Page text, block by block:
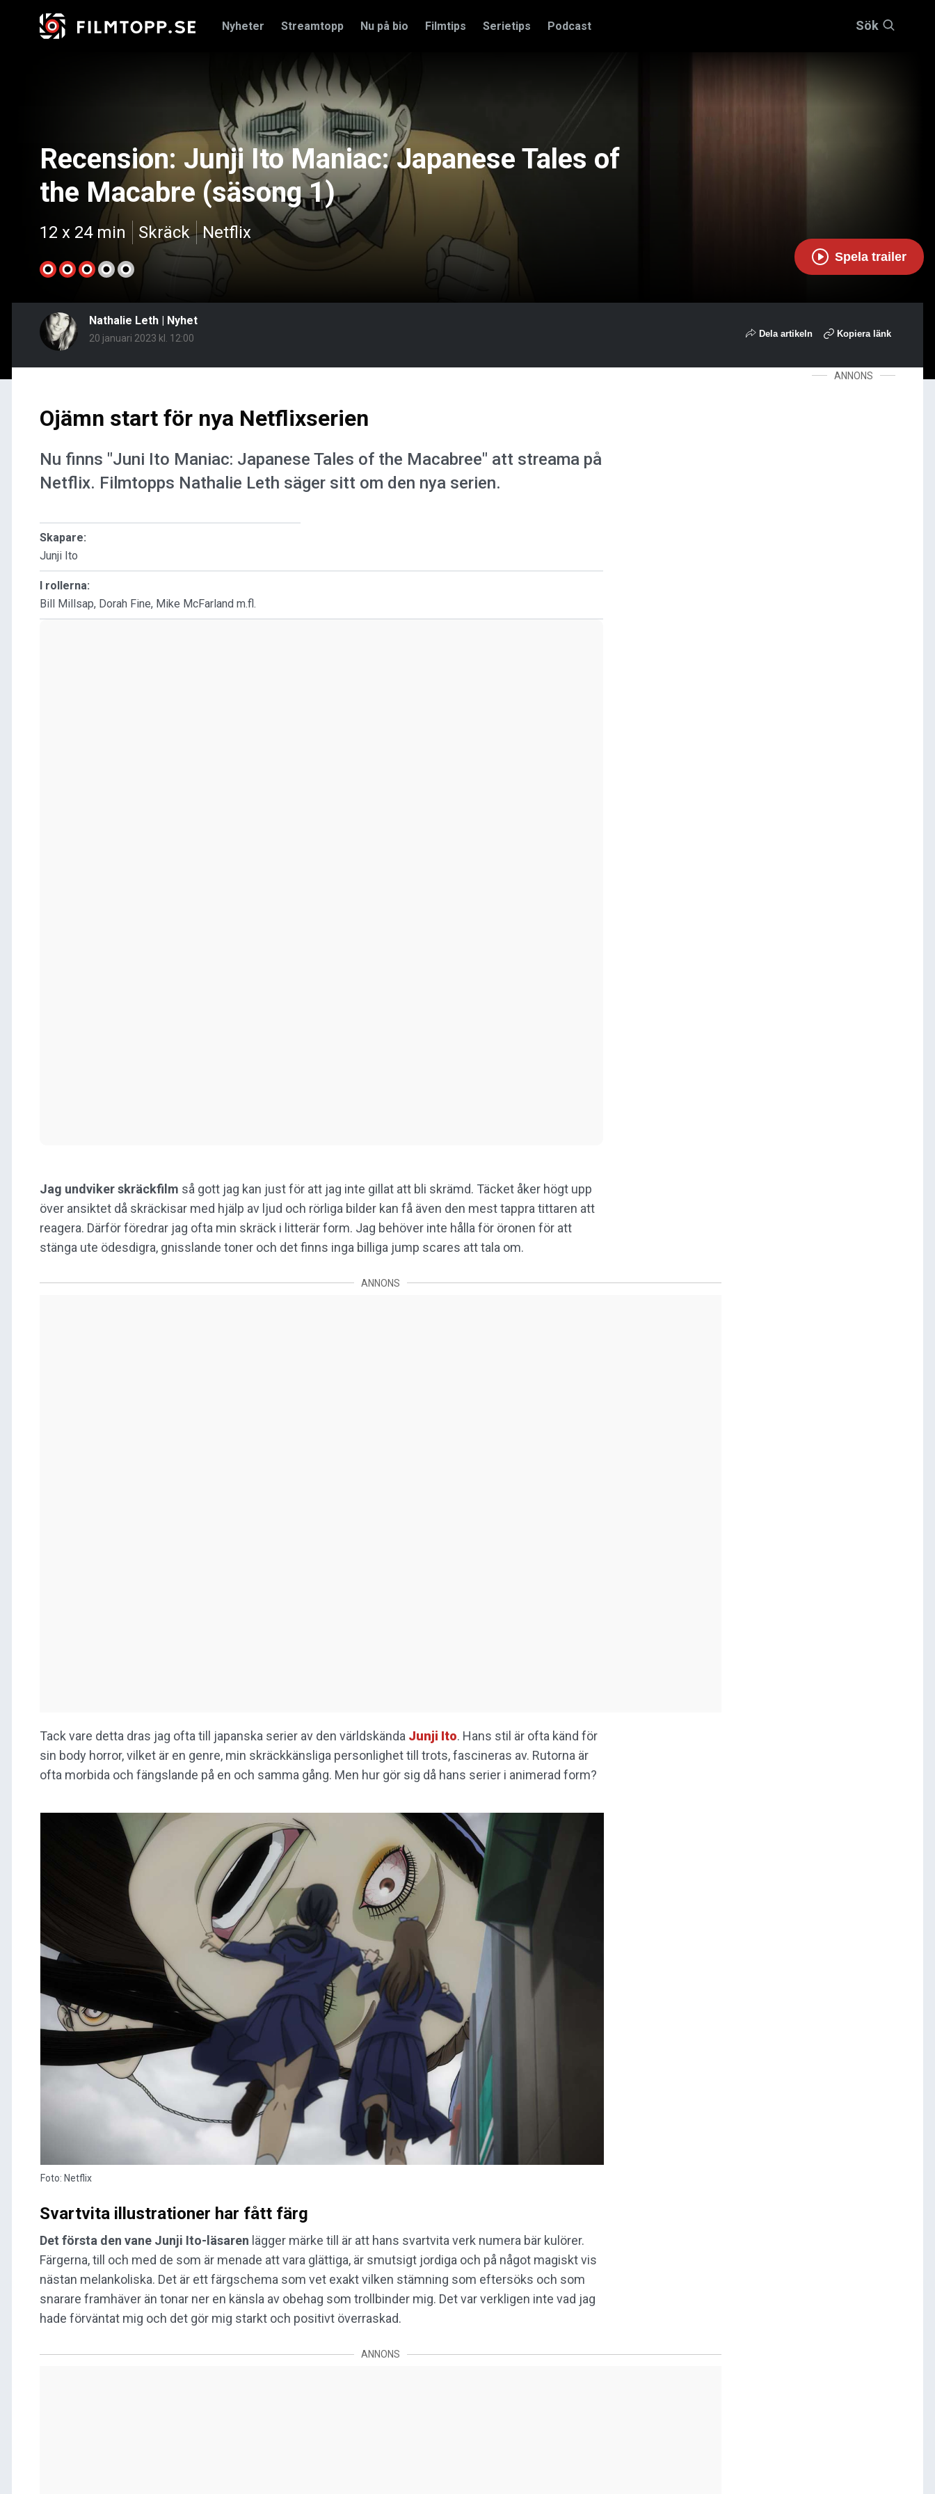
Nyheter Streamtopp Nu på bio Filmtips Serietips Podcast Sök
Recension: Junji Ito Maniac: Japanese Tales of
the Macabre (säsong 1)
12 x 24 min Skräck Netflix
Spela trailer
Nathalie Leth | Nyhet
20 januari 2023 kl. 12:00 Dela artikeln Kopiera länk
Ojämn start för nya Netflixserien
Nu finns "Juni Ito Maniac: Japanese Tales of the Macabree" att streama på
Netflix. Filmtopps Nathalie Leth säger sitt om den nya serien.
Skapare:
Junji Ito
I rollerna:
Bill Millsap, Dorah Fine, Mike McFarland m.fl.
Jag undviker skräckfilm så gott jag kan just för att jag inte gillat att bli skrämd. Täcket åker högt upp
över ansiktet då skräckisar med hjälp av ljud och rörliga bilder kan få även den mest tappra tittaren att
reagera. Därför föredrar jag ofta min skräck i litterär form. Jag behöver inte hålla för öronen för att
stänga ute ödesdigra, gnisslande toner och det finns inga billiga jump scares att tala om.
ANNONS
Tack vare detta dras jag ofta till japanska serier av den världskända Junji Ito. Hans stil är ofta känd för
sin body horror, vilket är en genre, min skräckkänsliga personlighet till trots, fascineras av. Rutorna är
ofta morbida och fängslande på en och samma gång. Men hur gör sig då hans serier i animerad form?
Foto: Netflix
Svartvita illustrationer har fått färg
Det första den vane Junji Ito-läsaren lägger märke till är att hans svartvita verk numera bär kulörer.
Färgerna, till och med de som är menade att vara glättiga, är smutsigt jordiga och på något magiskt vis
nästan melankoliska. Det är ett färgschema som vet exakt vilken stämning som eftersöks och som
snarare framhäver än tonar ner en känsla av obehag som trollbinder mig. Det var verkligen inte vad jag
hade förväntat mig och det gör mig starkt och positivt överraskad.
ANNONS
ANNONS